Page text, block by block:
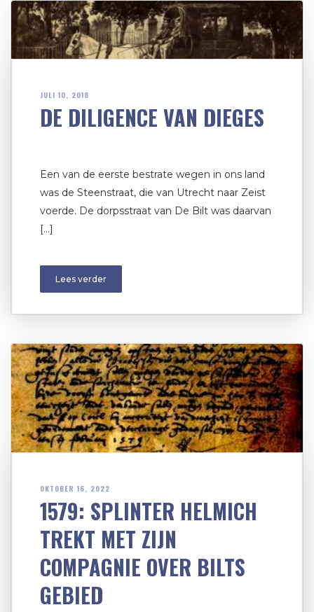
JULI 10, 2018
DE DILIGENCE VAN DIEGES
Een van de eerste bestrate wegen in ons land
was de Steenstraat, die van Utrecht naar Zeist
voerde. De dorpsstraat van De Bilt was daarvan
[…]
Lees verder
OKTOBER 16, 2022
1579: SPLINTER HELMICH
TREKT MET ZIJN
COMPAGNIE OVER BILTS
GEBIED